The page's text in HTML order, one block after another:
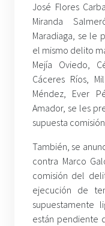
José Flores
Miranda
Maradiaga, se le
el mismo delito
Mejía Oviedo,
Cáceres Ríos,
Méndez, Ever
Amador, se les
supuesta
También, se
contra Marco
comisión del
ejecución de
supuestamente
están pendiente